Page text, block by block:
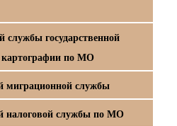
государственной
картографии по МО
миграционной службы
налоговой службы по МО